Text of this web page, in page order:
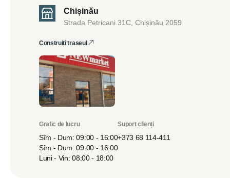
Chișinău
Strada Petricani 31C, Chișinău 2059
Construiți traseul
Grafic de lucru
Sîm - Dum: 09:00 - 16:00
Sîm - Dum: 09:00 - 16:00
Luni - Vin: 08:00 - 18:00
Suport clienți
+373 68 114-411